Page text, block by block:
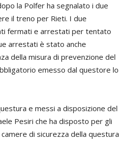
la Polfer ha segnalato i due
il treno per Rieti. I due
fermati e arrestati per tentato
arrestati è stato anche
della misura di prevenzione del
emesso dal questore lo
e messi a disposizione del
Pesiri che ha disposto per gli
di sicurezza della questura